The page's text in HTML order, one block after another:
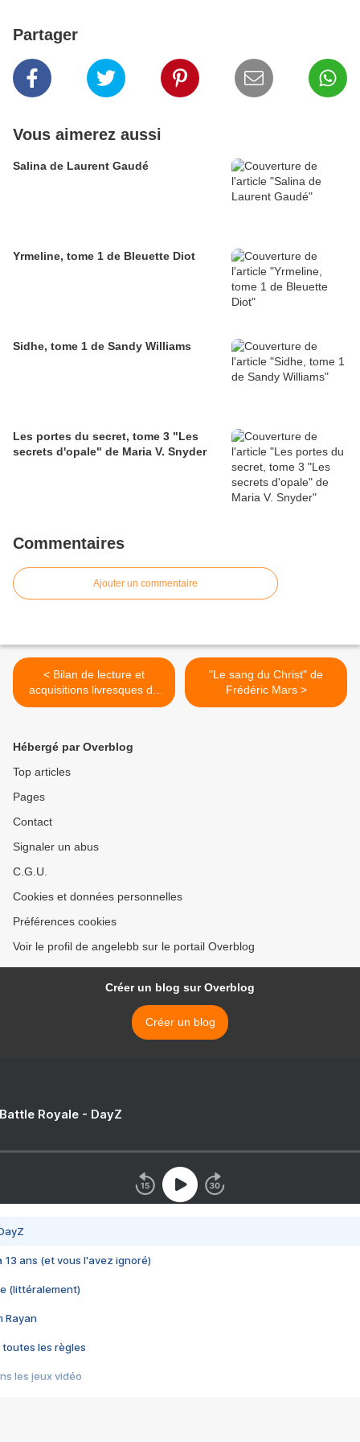
Partager
Vous aimerez aussi
Salina de Laurent Gaudé
Yrmeline, tome 1 de Bleuette Diot
Sidhe, tome 1 de Sandy Williams
Les portes du secret, tome 3 "Les
secrets d'opale" de Maria V. Snyder
Commentaires
Ajouter un commentaire
< Bilan de lecture et
acquisitions livresques de
Janvier
"Le sang du Christ" de
Frédéric Mars >
Hébergé par Overblog
Top articles
Pages
Contact
Signaler un abus
C.G.U.
Cookies et données personnelles
Préférences cookies
Voir le profil de angelebb sur le portail Overblog
Créer un blog sur Overblog
Créer un blog
Royale - DayZ
13 ans (et vous l'avez ignoré)
(littéralement)
Rayan
toutes les règles
les jeux vidéo